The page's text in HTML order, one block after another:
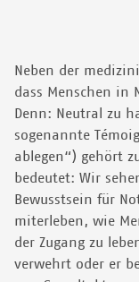
Neben der
dass Menschen in
Denn: Neutral zu
sogenannte
ablegen“) gehört
bedeutet: Wir
Bewusstsein für
miterleben, wie
der Zugang zu
verwehrt oder er